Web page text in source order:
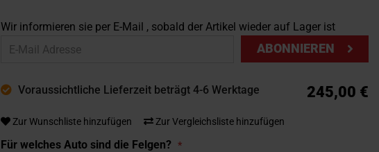
Wir informieren sie per E-Mail , sobald der Artikel wieder auf Lager ist
ABONNIEREN
Voraussichtliche Lieferzeit beträgt 4-6 Werktage 245,00 €
Zur Wunschliste hinzufügen Zur Vergleichsliste hinzufügen
Für welches Auto sind die Felgen?